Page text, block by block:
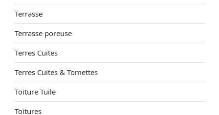
Terrasse
Terrasse poreuse
Terres Cuites
Terres Cuites & Tomettes
Toiture Tuile
Toitures